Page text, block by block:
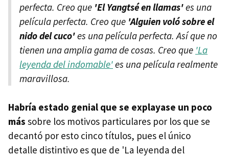
perfecta. Creo que 'El Yangtsé en llamas'es una
película perfecta. Creo que 'Alguien voló sobre el
nido del cuco'es una película perfecta. Así que no
tienen una amplia gama de cosas. Creo que 'La
leyenda del indomable'es una película realmente
maravillosa.
Habría estado genial que se explayase un poco
más sobre los motivos particulares por los que se
decantó por esto cinco títulos, pues el único
detalle distintivo es que de 'La leyenda del